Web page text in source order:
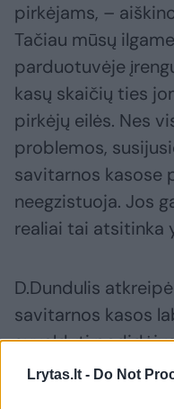
Lrytas.lt - Do Not
pirkėjams, –
Tačiau mūsų
parduotuvėje
kasų skaičių ties
pirkėjų eilės. Nes
problemos,
savitarnos kasose
neegzistuoja. Jos
realiai tai atsitinka
D.Dundulis
savitarnos kasos
suvaldyti